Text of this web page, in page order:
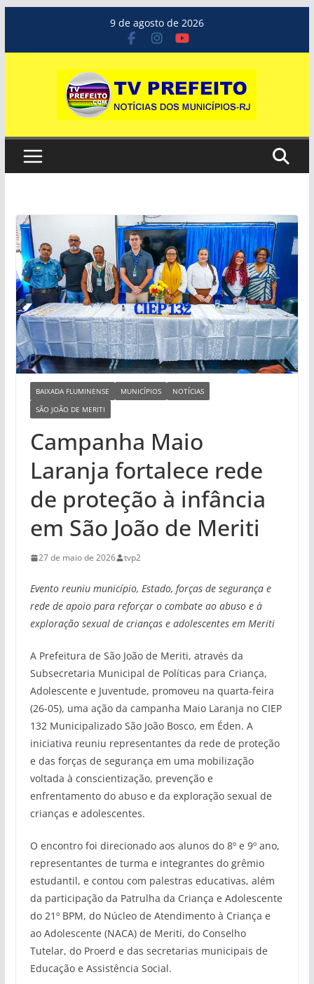
o
9 de agosto de 2026
BAIXADA FLUMINENSE MUNICÍPIOS
NOTÍCIAS
SÃO JOÃO DE MERITI
Campanha Maio
Laranja fortalece rede
de proteção à infância
em São João de Meriti
27 de maio de 2026 tvp2
Evento reuniu município, Estado, forças de segurança e
rede de apoio para reforçar o combate ao abuso e à
exploração sexual de crianças e adolescentes em Meriti
A Prefeitura de São João de Meriti, através da
Subsecretaria Municipal de Políticas para Criança,
Adolescente e Juventude, promoveu na quarta-feira
(26-05), uma ação da campanha Maio Laranja no CIEP
132 Municipalizado São João Bosco, em Éden. A
iniciativa reuniu representantes da rede de proteção
e das forças de segurança em uma mobilização
voltada à conscientização, prevenção e
enfrentamento do abuso e da exploração sexual de
crianças e adolescentes.
O encontro foi direcionado aos alunos do 8º e 9º ano,
representantes de turma e integrantes do grêmio
estudantil, e contou com palestras educativas, além
da participação da Patrulha da Criança e Adolescente
do 21º BPM, do Núcleo de Atendimento à Criança e
ao Adolescente (NACA) de Meriti, do Conselho
Tutelar, do Proerd e das secretarias municipais de
Educação e Assistência Social.